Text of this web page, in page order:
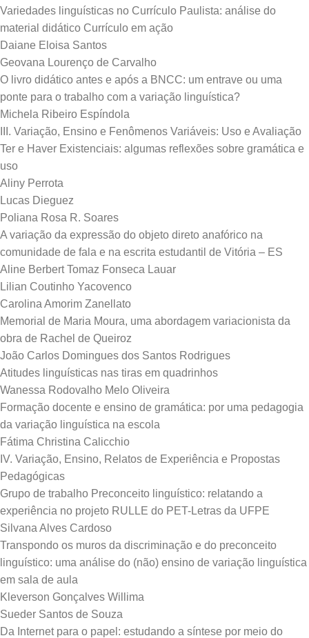
Variedades linguísticas no Currículo Paulista: análise do
material didático Currículo em ação
Daiane Eloisa Santos
Geovana Lourenço de Carvalho
O livro didático antes e após a BNCC: um entrave ou uma
ponte para o trabalho com a variação linguística?
Michela Ribeiro Espíndola
III. Variação, Ensino e Fenômenos Variáveis: Uso e Avaliação
Ter e Haver Existenciais: algumas reflexões sobre gramática e
uso
Aliny Perrota
Lucas Dieguez
Poliana Rosa R. Soares
A variação da expressão do objeto direto anafórico na
comunidade de fala e na escrita estudantil de Vitória – ES
Aline Berbert Tomaz Fonseca Lauar
Lilian Coutinho Yacovenco
Carolina Amorim Zanellato
Memorial de Maria Moura, uma abordagem variacionista da
obra de Rachel de Queiroz
João Carlos Domingues dos Santos Rodrigues
Atitudes linguísticas nas tiras em quadrinhos
Wanessa Rodovalho Melo Oliveira
Formação docente e ensino de gramática: por uma pedagogia
da variação linguística na escola
Fátima Christina Calicchio
IV. Variação, Ensino, Relatos de Experiência e Propostas
Pedagógicas
Grupo de trabalho Preconceito linguístico: relatando a
experiência no projeto RULLE do PET-Letras da UFPE
Silvana Alves Cardoso
Transpondo os muros da discriminação e do preconceito
linguístico: uma análise do (não) ensino de variação linguística
em sala de aula
Kleverson Gonçalves Willima
Sueder Santos de Souza
Da Internet para o papel: estudando a síntese por meio do